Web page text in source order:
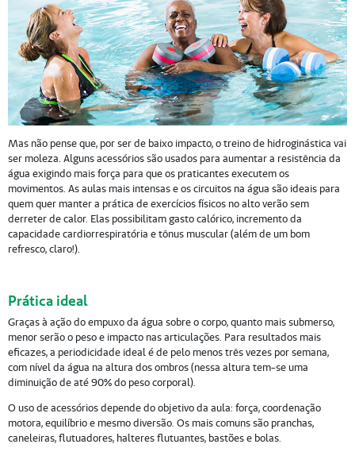
Mas não pense que, por ser de baixo impacto, o treino de hidroginástica vai
ser moleza. Alguns acessórios são usados para aumentar a resistência da
água exigindo mais força para que os praticantes executem os
movimentos. As aulas mais intensas e os circuitos na água são ideais para
quem quer manter a prática de exercícios físicos no alto verão sem
derreter de calor. Elas possibilitam gasto calórico, incremento da
capacidade cardiorrespiratória e tônus muscular (além de um bom
refresco, claro!).
Prática ideal
Graças à ação do empuxo da água sobre o corpo, quanto mais submerso,
menor serão o peso e impacto nas articulações. Para resultados mais
eficazes, a periodicidade ideal é de pelo menos três vezes por semana,
com nível da água na altura dos ombros (nessa altura tem-se uma
diminuição de até 90% do peso corporal).
O uso de acessórios depende do objetivo da aula: força, coordenação
motora, equilíbrio e mesmo diversão. Os mais comuns são pranchas,
caneleiras, flutuadores, halteres flutuantes, bastões e bolas.